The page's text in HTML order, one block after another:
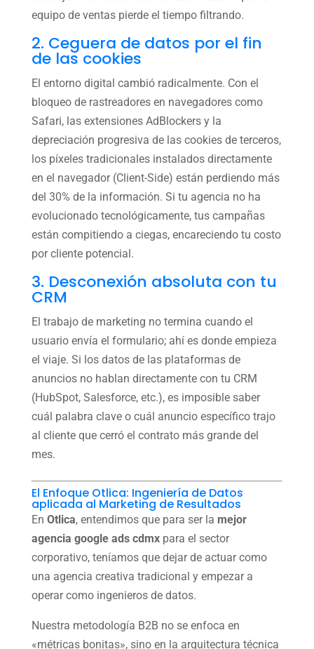
equipo de ventas pierde el tiempo filtrando.
2. Ceguera de datos por el fin
de las cookies
El entorno digital cambió radicalmente. Con el
bloqueo de rastreadores en navegadores como
Safari, las extensiones AdBlockers y la
depreciación progresiva de las cookies de terceros,
los píxeles tradicionales instalados directamente
en el navegador (Client-Side) están perdiendo más
del 30% de la información. Si tu agencia no ha
evolucionado tecnológicamente, tus campañas
están compitiendo a ciegas, encareciendo tu costo
por cliente potencial.
3. Desconexión absoluta con tu
CRM
El trabajo de marketing no termina cuando el
usuario envía el formulario; ahí es donde empieza
el viaje. Si los datos de las plataformas de
anuncios no hablan directamente con tu CRM
(HubSpot, Salesforce, etc.), es imposible saber
cuál palabra clave o cuál anuncio específico trajo
al cliente que cerró el contrato más grande del
mes.
El Enfoque Otlica: Ingeniería de Datos
aplicada al Marketing de Resultados
En Otlica, entendimos que para ser la mejor
agencia google ads cdmxpara el sector
corporativo, teníamos que dejar de actuar como
una agencia creativa tradicional y empezar a
operar como ingenieros de datos.
Nuestra metodología B2B no se enfoca en
«métricas bonitas», sino en la arquitectura técnica